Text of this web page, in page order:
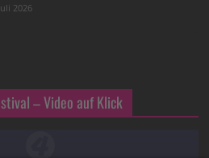
2026
– Video auf Klick